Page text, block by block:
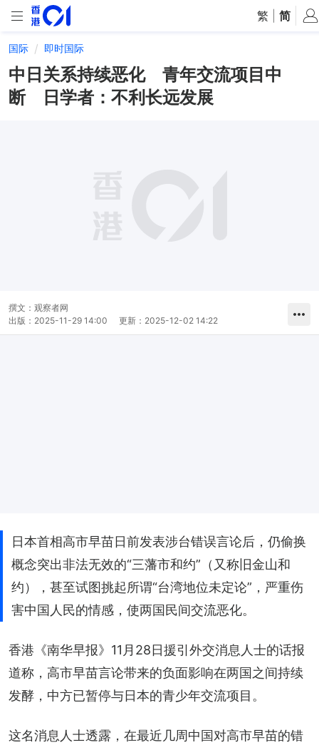
繁 简
国际 即时国际
中日关系持续恶化 青年交流项目中
断 日学者：不利长远发展
撰文： 观察者网
出版： 2025-11-29 14:00 更新： 2025-12-02 14:22
日本首相高市早苗日前发表涉台错误言论后，仍偷换
概念突出非法无效的“三藩市和约”（又称旧金山和
约），甚至试图挑起所谓“台湾地位未定论”，严重伤
害中国人民的情感，使两国民间交流恶化。
香港《南华早报》11月28日援引外交消息人士的话报
道称，高市早苗言论带来的负面影响在两国之间持续
发酵，中方已暂停与日本的青少年交流项目。
这名消息人士透露，在最近几周中国对高市早苗的错